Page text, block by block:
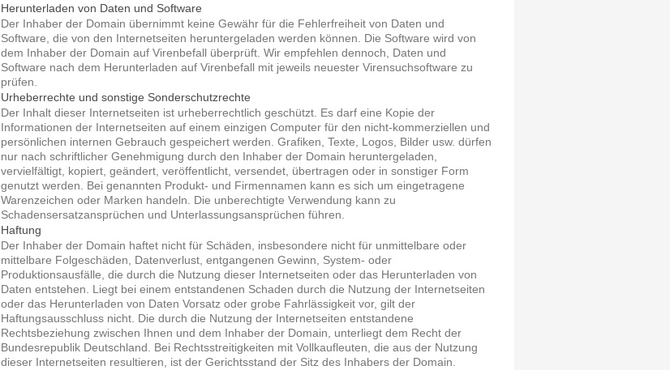
Herunterladen von Daten und Software
Der Inhaber der Domain übernimmt keine Gewähr für die Fehlerfreiheit von Daten und
Software, die von den Internetseiten heruntergeladen werden können. Die Software wird von
dem Inhaber der Domain auf Virenbefall überprüft. Wir empfehlen dennoch, Daten und
Software nach dem Herunterladen auf Virenbefall mit jeweils neuester Virensuchsoftware zu
prüfen.
Urheberrechte und sonstige Sonderschutzrechte
Der Inhalt dieser Internetseiten ist urheberrechtlich geschützt. Es darf eine Kopie der
Informationen der Internetseiten auf einem einzigen Computer für den nicht-kommerziellen und
persönlichen internen Gebrauch gespeichert werden. Grafiken, Texte, Logos, Bilder usw. dürfen
nur nach schriftlicher Genehmigung durch den Inhaber der Domain heruntergeladen,
vervielfältigt, kopiert, geändert, veröffentlicht, versendet, übertragen oder in sonstiger Form
genutzt werden. Bei genannten Produkt- und Firmennamen kann es sich um eingetragene
Warenzeichen oder Marken handeln. Die unberechtigte Verwendung kann zu
Schadensersatzansprüchen und Unterlassungsansprüchen führen.
Haftung
Der Inhaber der Domain haftet nicht für Schäden, insbesondere nicht für unmittelbare oder
mittelbare Folgeschäden, Datenverlust, entgangenen Gewinn, System- oder
Produktionsausfälle, die durch die Nutzung dieser Internetseiten oder das Herunterladen von
Daten entstehen. Liegt bei einem entstandenen Schaden durch die Nutzung der Internetseiten
oder das Herunterladen von Daten Vorsatz oder grobe Fahrlässigkeit vor, gilt der
Haftungsausschluss nicht. Die durch die Nutzung der Internetseiten entstandene
Rechtsbeziehung zwischen Ihnen und dem Inhaber der Domain, unterliegt dem Recht der
Bundesrepublik Deutschland. Bei Rechtsstreitigkeiten mit Vollkaufleuten, die aus der Nutzung
dieser Internetseiten resultieren, ist der Gerichtsstand der Sitz des Inhabers der Domain.